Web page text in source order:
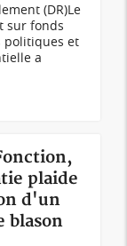
(DR)Le
sur fonds
politiques et
a
plaide
d'un
blason